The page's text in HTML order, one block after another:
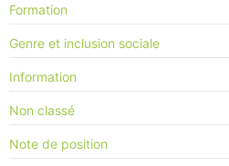
Formation
Genre et inclusion sociale
Information
Non classé
Note de position